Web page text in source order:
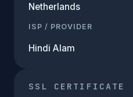
Netherlands
ISP / PROVIDER
Hindi Alam
SSL CERTIFICATE